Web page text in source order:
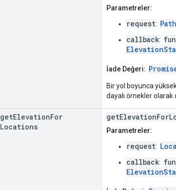
Parametreler:
request:
callback:
İade Değeri:
Bir yol boyunca
dayalı örnekler olarak
getElevationFor
Locations
Parametreler:
request:
callback: